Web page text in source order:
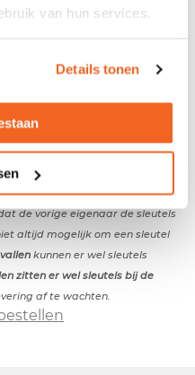
van hun services.
Details tonen
roldeurkast met ahorn
geleverd*
kast: zwart - Kleur
- Hoogte: 108cm
de vorige eigenaar de sleutels
altijd mogelijk om een sleutel
kunnen er wel sleutels
zitten er wel sleutels bij de
af te wachten.